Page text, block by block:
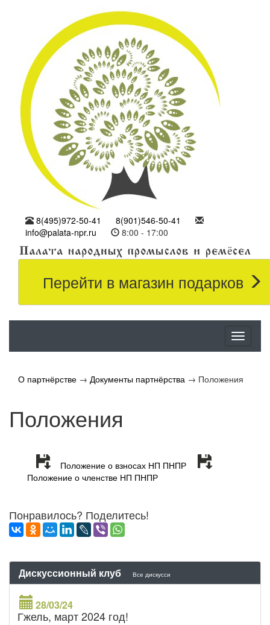
8(495)972-50-41
8(901)546-50-41
info@palata-npr.ru
8:00 - 17:00
Перейти в магазин подарков
Меню
О партнёрстве → Документы партнёрства → Положения
Положения
Положение о взносах НП ПНПР
Положение о членстве НП ПНПР
Понравилось? Поделитесь!
Дискуссионный клуб Все дискусси
28/03/24
Гжель, март 2024 год!